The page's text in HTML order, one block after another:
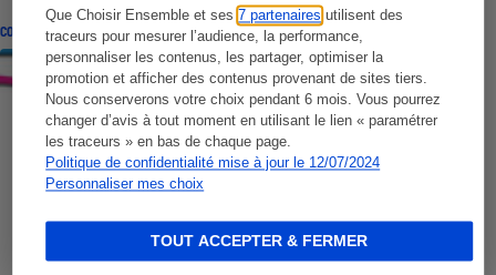
Que Choisir Ensemble et ses7 partenaires utilisent des
traceurs pour mesurer l’audience, la performance,
personnaliser les contenus, les partager, optimiser la
promotion et afficher des contenus provenant de sites tiers.
Nous conserverons votre choix pendant 6 mois. Vous pourrez
changer d’avis à tout moment en utilisant le lien « paramétrer
les traceurs » en bas de chaque page.
Politique de confidentialité mise à jour le 12/07/2024
Personnaliser mes choix
TOUT ACCEPTER & FERMER
CONSEILS